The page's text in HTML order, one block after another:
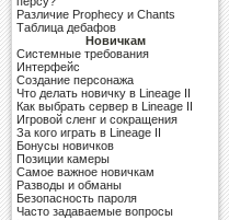
Различие Prophecy и Chants
Таблица дебафов
Новичкам
Системные требования
Интерфейс
Создание персонажа
Что делать новичку в Lineage II
Как выбрать сервер в Lineage II
Игровой сленг и сокращения
За кого играть в Lineage II
Бонусы новичков
Позиции камеры
Самое важное новичкам
Разводы и обманы
Безопасность пароля
Часто задаваемые вопросы